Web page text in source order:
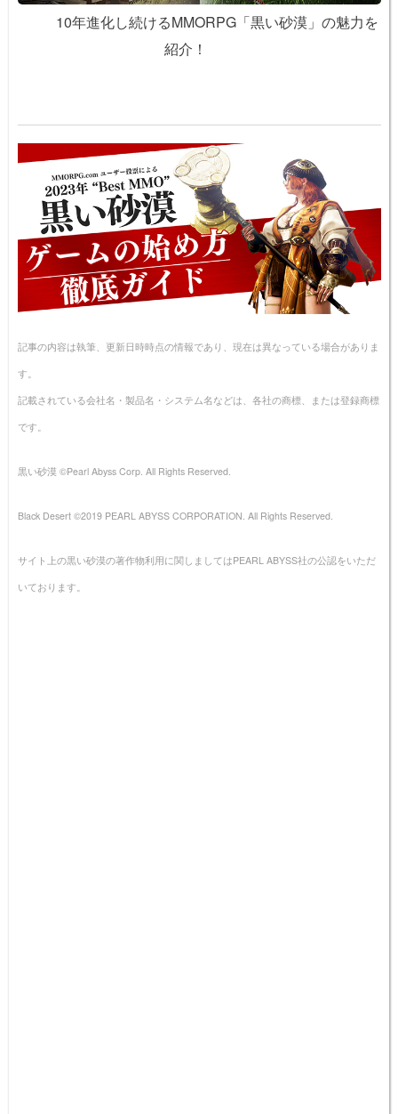
10年進化し続けるMMORPG「黒い砂漠」の魅力を
紹介！
記事の内容は執筆、更新日時時点の情報であり、現在は異なっている場合がありま
す。
記載されている会社名・製品名・システム名などは、各社の商標、または登録商標
です。
黒い砂漠 ©Pearl Abyss Corp. All Rights Reserved.
Black Desert ©2019 PEARL ABYSS CORPORATION. All Rights Reserved.
サイト上の黒い砂漠の著作物利用に関しましてはPEARL ABYSS社の公認をいただ
いております。